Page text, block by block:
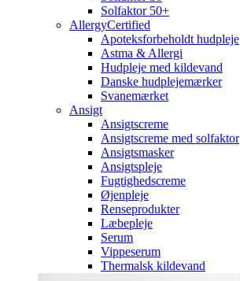
Solfaktor 50+
AllergyCertified
Apoteksforbeholdt hudpleje
Astma & Allergi
Hudpleje med kildevand
Danske hudplejemærker
Svanemærket
Ansigt
Ansigtscreme
Ansigtscreme med solfaktor
Ansigtsmasker
Ansigtspleje
Fugtighedscreme
Øjenpleje
Renseprodukter
Læbepleje
Serum
Vippeserum
Thermalsk kildevand